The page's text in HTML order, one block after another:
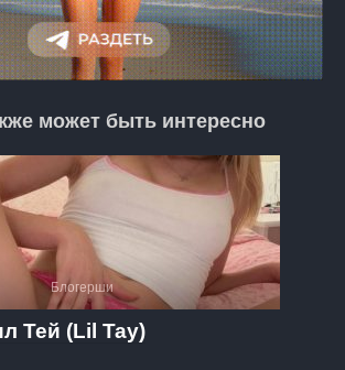
может быть интересно
Блогерши
Тей (Lil Tay)